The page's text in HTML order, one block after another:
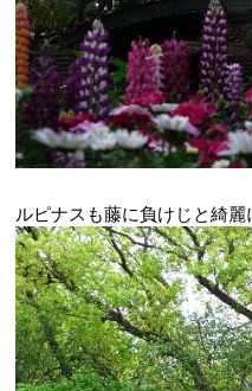
ルピナスも藤に負けじと綺麗